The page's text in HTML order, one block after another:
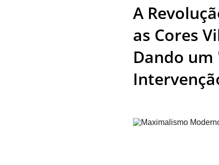
A
as Cores
Dando um